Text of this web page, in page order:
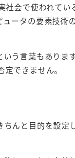
会で使われてい
ータの要素技術
う言葉もありま
できません。
んと目的を設定